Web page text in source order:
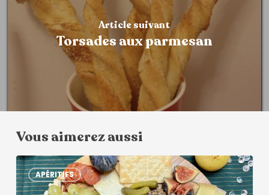
Article suivant
Torsades aux parmesan
Vous aimerez aussi
APÉRITIFS